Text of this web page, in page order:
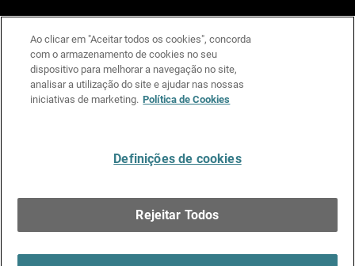
LinkedIn
X FacebookInstagram
YouTube
Ao clicar em "Aceitar todos os cookies", concorda
com o armazenamento de cookies no seu
dispositivo para melhorar a navegação no site,
analisar a utilização do site e ajudar nas nossas
iniciativas de marketing. Política de Cookies
Definições de cookies
Rejeitar Todos